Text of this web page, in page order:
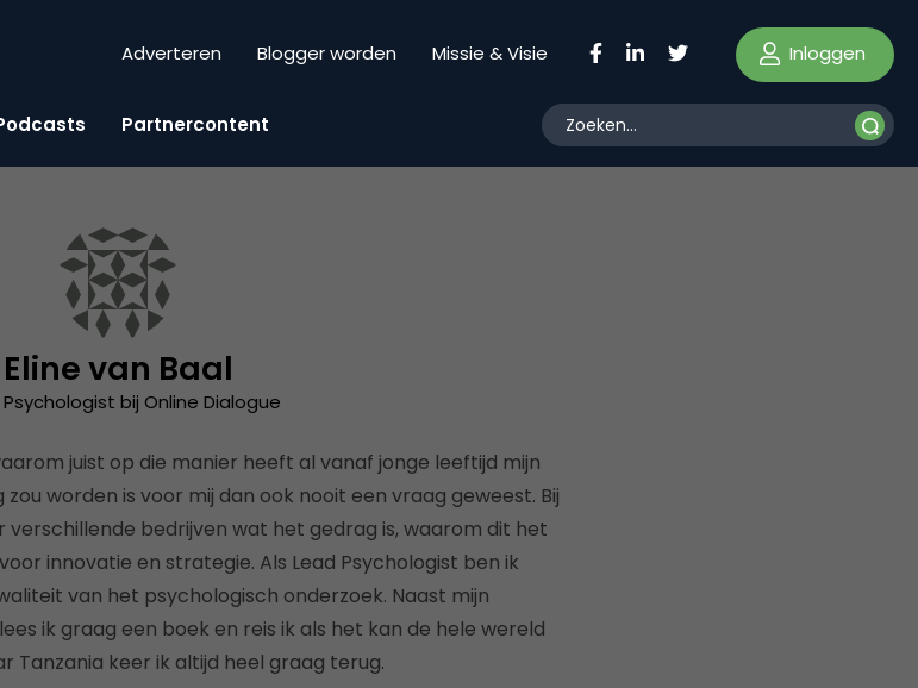
Adverteren Blogger worden Missie & Visie Inloggen
Partnercontent
Eline van Baal
bij Online Dialogue
juist op die manier heeft al vanaf jonge leeftijd mijn
worden is voor mij dan ook nooit een vraag geweest. Bij
verschillende bedrijven wat het gedrag is, waarom dit het
innovatie en strategie. Als Lead Psychologist ben ik
van het psychologisch onderzoek. Naast mijn
ik graag een boek en reis ik als het kan de hele wereld
Tanzania keer ik altijd heel graag terug.